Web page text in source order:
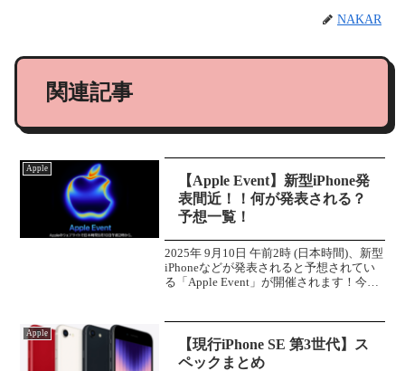
NAKAR
関連記事
Apple
【Apple Event】新型iPhone発
表間近！！何が発表される？
予想一覧！
2025年 9月10日 午前2時 (日本時間)、新型
iPhoneなどが発表されると予想されてい
る「Apple Event」が開催されます！今回
シリーズ今回の...
Apple
【現行iPhone SE 第3世代】ス
ペックまとめ